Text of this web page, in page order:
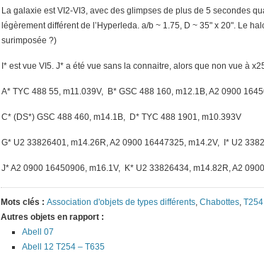
La galaxie est VI2-VI3, avec des glimpses de plus de 5 secondes
légèrement différent de l’Hyperleda. a/b ~ 1.75, D ~ 35" x 20". Le
surimposée ?)
I* est vue VI5. J* a été vue sans la connaitre, alors que non vue à
A* TYC 488 55, m11.039V, B* GSC 488 160, m12.1B, A2 0900
C* (DS*) GSC 488 460, m14.1B, D* TYC 488 1901, m10.393V
G* U2 33826401, m14.26R, A2 0900 16447325, m14.2V, I* U2
J* A2 0900 16450906, m16.1V, K* U2 33826434, m14.82R, A2
Mots clés : Association d'objets de types différents, Chabottes,
Autres objets en rapport :
Abell 07
Abell 12 T254 – T635